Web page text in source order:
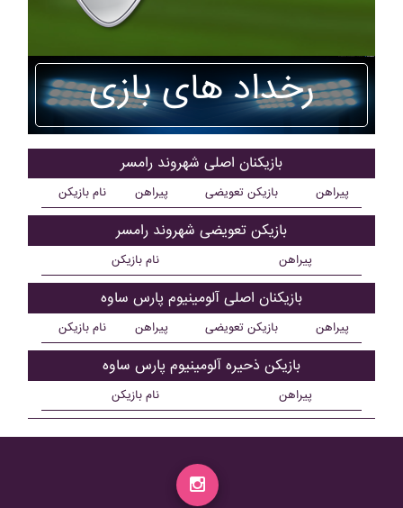
رخداد های بازی
بازیکنان اصلی شهروند رامسر
نام بازیکن پیراهن بازیکن تعویضی پیراهن
بازیکن تعویضی شهروند رامسر
نام بازیکن پیراهن
بازیکنان اصلی آلومينيوم پارس ساوه
نام بازیکن پیراهن بازیکن تعویضی پیراهن
بازیکن ذحیره آلومينيوم پارس ساوه
نام بازیکن پیراهن